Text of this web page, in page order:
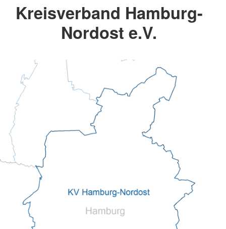
Kreisverband Hamburg-
Nordost e.V.